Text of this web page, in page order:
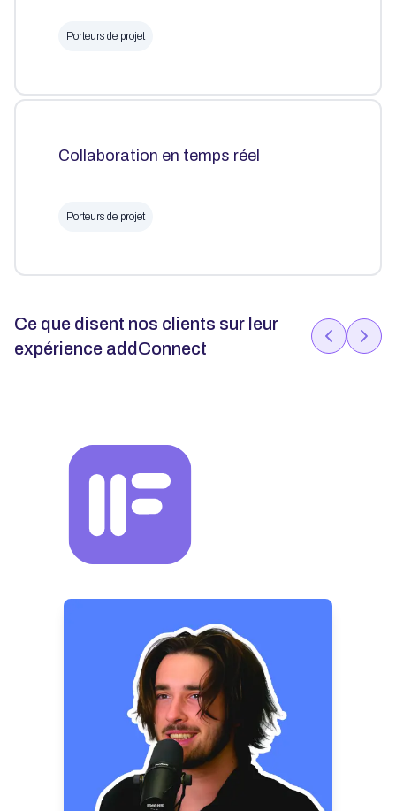
Porteurs de projet
Collaboration en temps réel
Porteurs de projet
Ce que disent nos clients sur leur
expérience addConnect